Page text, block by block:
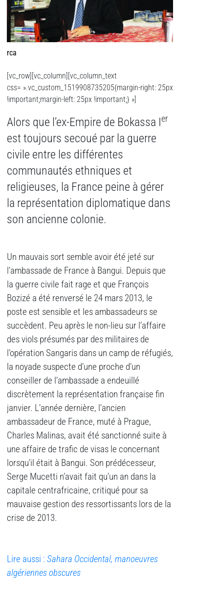
rca
[vc_row][vc_column][vc_column_text
css= ».vc_custom_1519908735205{margin-right: 25px
!important;margin-left: 25px !important;} »]
Alors que l’ex-Empire de Bokassa Ier
est toujours secoué par la guerre
civile entre les différentes
communautés ethniques et
religieuses, la France peine à gérer
la représentation diplomatique dans
son ancienne colonie.
Un mauvais sort semble avoir été jeté sur
l’ambassade de France à Bangui. Depuis que
la guerre civile fait rage et que François
Bozizé a été renversé le 24 mars 2013, le
poste est sensible et les ambassadeurs se
succèdent. Peu après le non-lieu sur l’affaire
des viols présumés par des militaires de
l’opération Sangaris dans un camp de réfugiés,
la noyade suspecte d’une proche d’un
conseiller de l’ambassade a endeuillé
discrètement la représentation française fin
janvier. L’année dernière, l’ancien
ambassadeur de France, muté à Prague,
Charles Malinas, avait été sanctionné suite à
une affaire de trafic de visas le concernant
lorsqu’il était à Bangui. Son prédécesseur,
Serge Mucetti n’avait fait qu’un an dans la
capitale centrafricaine, critiqué pour sa
mauvaise gestion des ressortissants lors de la
crise de 2013.
Lire aussi : Sahara Occidental, manoeuvres
algériennes obscures